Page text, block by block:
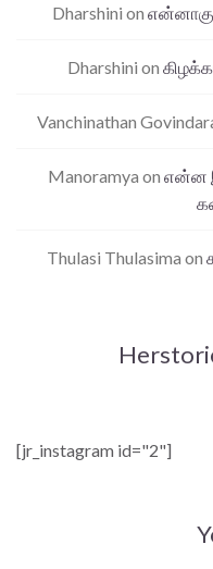
Dharshini on
Dharshini on
Vanchinathan
Manoramya on என்ன
Thulasi Thulasima on
[jr_instagram id="2"]